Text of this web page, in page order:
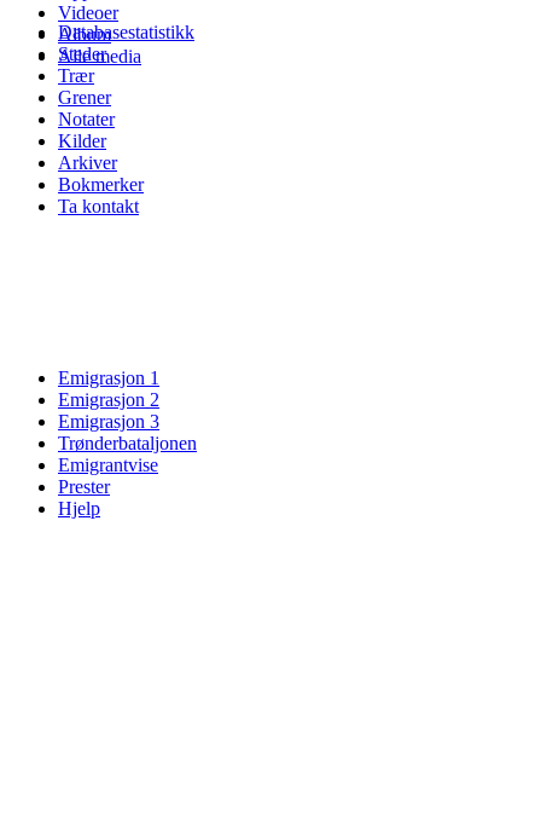
Videoer
Album
Alle media
Databasestatistikk
Steder
Trær
Grener
Notater
Kilder
Arkiver
Bokmerker
Ta kontakt
Emigrasjon 1
Emigrasjon 2
Emigrasjon 3
Trønderbataljonen
Emigrantvise
Prester
Hjelp